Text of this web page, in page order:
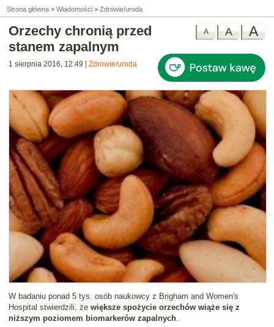
Strona główna > Wiadomości > Zdrowie/uroda
A
A
A
Orzechy chronią przed
stanem zapalnym
1 sierpnia 2016, 12:49 Zdrowie/uroda
W badaniu ponad 5 tys. osób naukowcy z Brigham and Women's
Hospital stwierdzili, że większe spożycie orzechów wiąże się z
niższym poziomem biomarkerów zapalnych.